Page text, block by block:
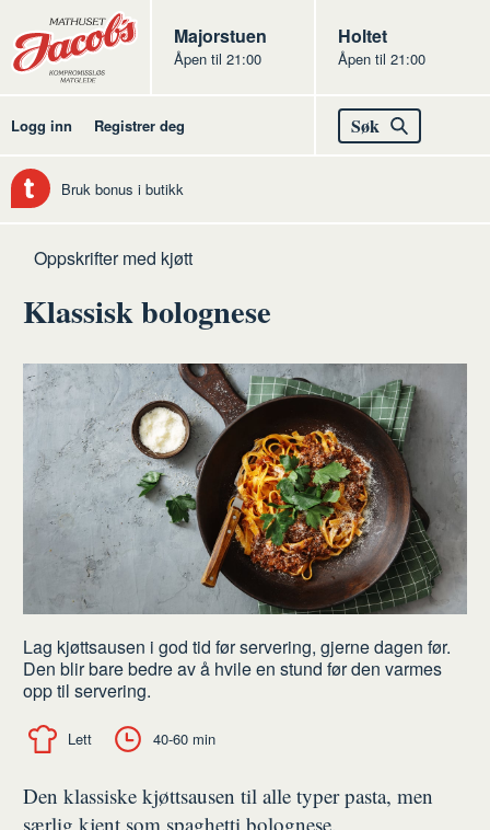
Butikker
Jacobs
Majorstuen
Åpen til 21:00
Jacobs
Holtet
Åpen til 21:00
Logg inn Registrer deg Søk
Bruk bonus i butikk
Hjem
Kjøtt
Oppskrifter med kjøtt
Klassisk bolognese
Lag kjøttsausen i god tid før servering, gjerne dagen før.
Den blir bare bedre av å hvile en stund før den varmes
opp til servering.
Lett 40-60 min
Den klassiske kjøttsausen til alle typer pasta, men
særlig kjent som spaghetti bolognese.